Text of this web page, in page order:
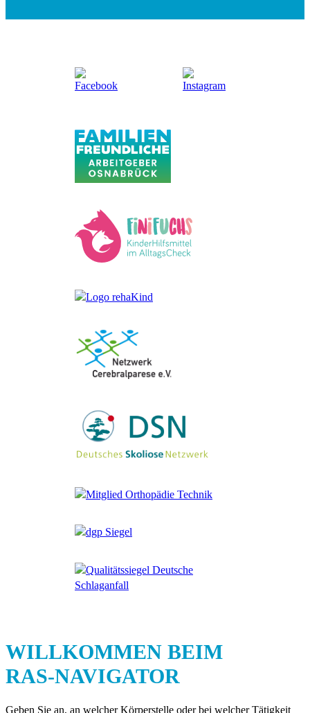
WILLKOMMEN BEIM
RAS-NAVIGATOR
Geben Sie an, an welcher Körperstelle oder bei welcher Tätigkeit